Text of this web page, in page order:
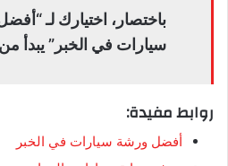
باختصار، اختيارك لـ
سيارات في الخبر” يبدأ
روابط مفيدة:
أفضل ورشة سيارات في الخبر